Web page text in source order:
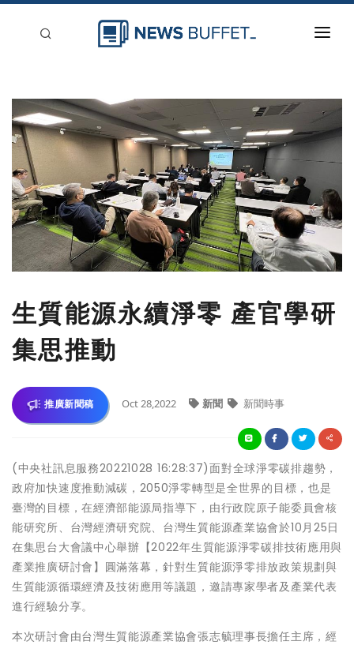
新聞稿分類
登入
生質能源永續淨零 產官學研
集思推動
推廣新聞稿 Oct 28,2022 新聞 新聞時事
(中央社訊息服務20221028 16:28:37)面對全球淨零碳排趨勢，
政府加快速度推動減碳，2050淨零轉型是全世界的目標，也是
臺灣的目標，在經濟部能源局指導下，由行政院原子能委員會核
能研究所、台灣經濟研究院、台灣生質能源產業協會於10月25日
在集思台大會議中心舉辦【2022年生質能源淨零碳排技術應用與
產業推廣研討會】圓滿落幕，針對生質能源淨零排放政策規劃與
生質能源循環經濟及技術應用等議題，邀請專家學者及產業代表
進行經驗分享。
本次研討會由台灣生質能源產業協會張志毓理事長擔任主席，經